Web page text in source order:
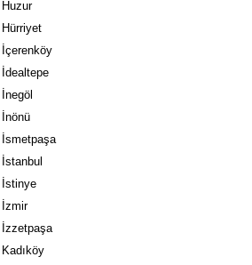
Huzur
Hürriyet
İçerenköy
İdealtepe
İnegöl
İnönü
İsmetpaşa
İstanbul
İstinye
İzmir
İzzetpaşa
Kadıköy